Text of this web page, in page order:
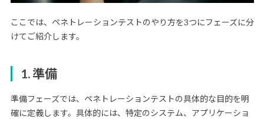
ここでは、ペネトレーションテストのやり方を3つにフェーズに分
けてご紹介します。
1. 準備
準備フェーズでは、ペネトレーションテストの具体的な目的を明
確に定義します。具体的には、特定のシステム、アプリケーショ